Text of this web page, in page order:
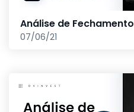
Análise de Fechamento
07/06/21